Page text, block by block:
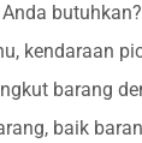
butuhkan?
kendaraan
barang
baik